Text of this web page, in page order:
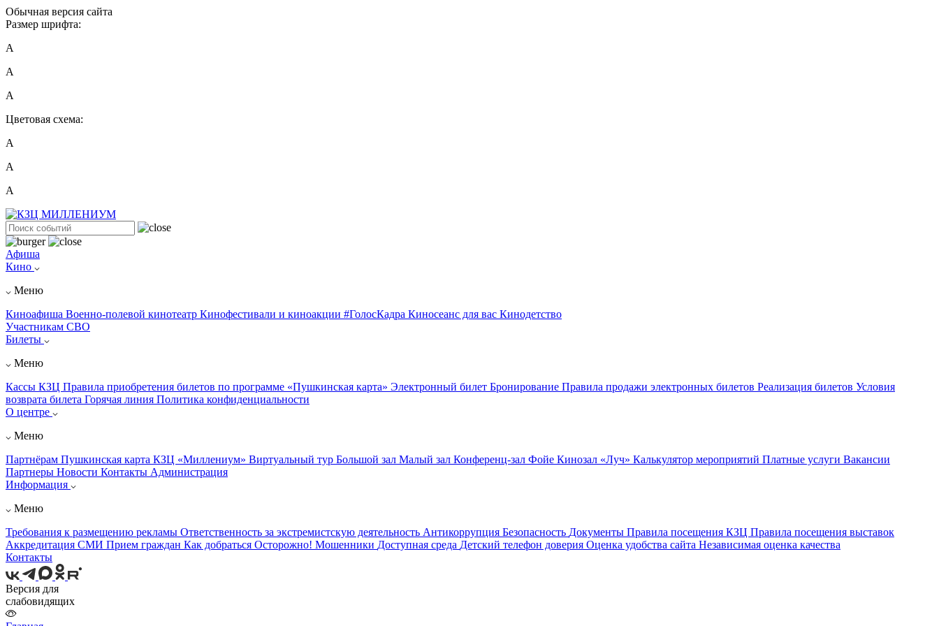
Обычная версия сайта
Размер шрифта:
A
A
A
Цветовая схема:
А
А
А
Афиша
Кино
Меню
Киноафиша Военно-полевой кинотеатр Кинофестивали и киноакции #ГолосКадра Киносеанс для вас Кинодетство
Участникам СВО
Билеты
Меню
Кассы КЗЦ Правила приобретения билетов по программе «Пушкинская карта» Электронный билет Бронирование Правила продажи электронных билетов Реализация билетов Условия
возврата билета Горячая линия Политика конфиденциальности
О центре
Меню
Партнёрам Пушкинская карта КЗЦ «Миллениум» Виртуальный тур Большой зал Малый зал Конференц-зал Фойе Кинозал «Луч» Калькулятор мероприятий Платные услуги Вакансии
Партнеры Новости Контакты Администрация
Информация
Меню
Требования к размещению рекламы Ответственность за экстремистскую деятельность Антикоррупция Безопасность Документы Правила посещения КЗЦ Правила посещения выставок
Аккредитация СМИ Прием граждан Как добраться Осторожно! Мошенники Доступная среда Детский телефон доверия Оценка удобства сайта Независимая оценка качества
Контакты
Версия для
слабовидящих